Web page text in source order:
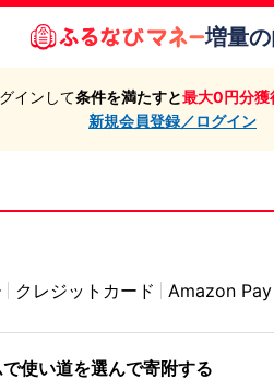
増量
インして条件を満たすと最大0円分獲
新規会員登録／ログイン
クレジットカード Amazon Pay
使い道を選んで寄附する